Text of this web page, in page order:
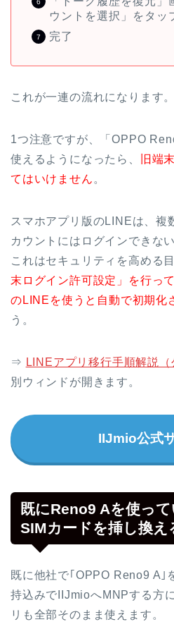
ウントを選択」をタッ
完了
これが一連の流れになります。
1つ注意ですが、「OPPO
使えるようになったら、
旧端
てはいけません 。
スマホアプリ版のLINEは、複
カウントにはログインできな
これはセキュリティを高める
末ログイン許可設定」を行っ
のLINEを使うと自動で初期化
う。
⇒ LINEアプリ移行手順解説（
別ウィンドが開きます。
IIJmio公式
既にReno9 Aを使っ
SIMカードを挿し換え
既に他社で｢OPPO Reno9 A｣
持込みでIIJmioへMNPする方
リも全部そのまま使えます。